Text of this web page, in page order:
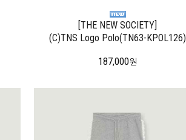
[THE NEW SOCIETY]
(C)TNS Logo Polo(TN63-KPOL126)
187,000원